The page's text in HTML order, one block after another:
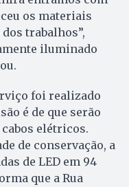
os materiais
trabalhos”,
iluminado
foi realizado
é de que serão
elétricos.
de conservação, a
de LED em 94
que a Rua